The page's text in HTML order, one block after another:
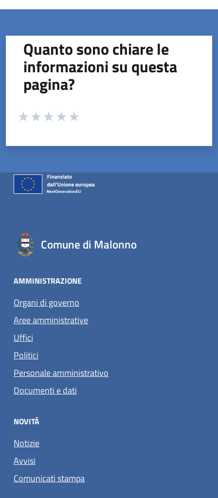
Quanto sono chiare le
informazioni su questa
pagina?
Valuta da 1 a 5 stelle la pagina
Comune di Malonno
AMMINISTRAZIONE
Organi di governo
Aree amministrative
Uffici
Politici
Personale amministrativo
Documenti e dati
NOVITÀ
Notizie
Avvisi
Comunicati stampa